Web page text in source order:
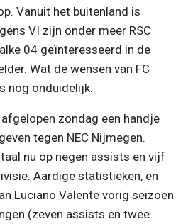
Vanuit het buitenland is
VI zijn onder meer RSC
04 geïnteresseerd in de
Wat de wensen van FC
nog onduidelijk.
zondag een handje
tegen NEC Nijmegen.
nu op negen assists en vijf
Aardige statistieken, en
Luciano Valente vorig seizoen
(zeven assists en twee